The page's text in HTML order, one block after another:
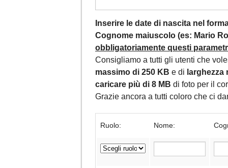
Inserire le date di nascita nel
Cognome maiuscolo (es: Mario
obbligatoriamente questi
Consigliamo a tutti gli utenti che
massimo di 250 KB e di larghezza
caricare più di 8 MB di foto per il
Grazie ancora a tutti coloro che ci
Ruolo: Nome: